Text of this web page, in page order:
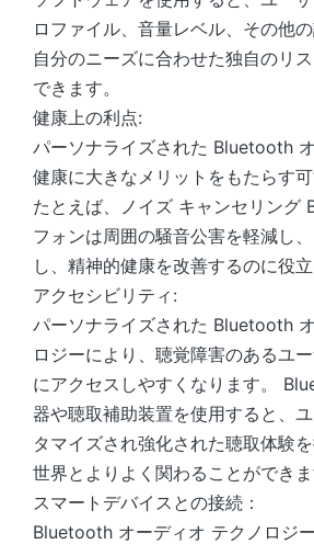
ロファイル、音量レベル、その他の
自分のニーズに合わせた独自のリ
できます。
健康上の利点:
パーソナライズされた Bluetooth オ
健康に大きなメリットをもたらす可
たとえば、ノイズ キャンセリング
フォンは周囲の騒音公害を軽減し
し、精神的健康を改善するのに役立
アクセシビリティ:
パーソナライズされた Bluetooth
ロジーにより、聴覚障害のあるユ
にアクセスしやすくなります。
器や聴取補助装置を使用すると、
タマイズされ強化された聴取体験
世界とよりよく関わることができま
スマートデバイスとの接続：
Bluetooth オーディオ テクノロジ